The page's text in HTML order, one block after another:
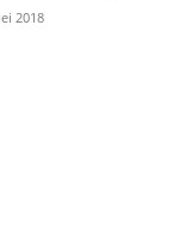
2018